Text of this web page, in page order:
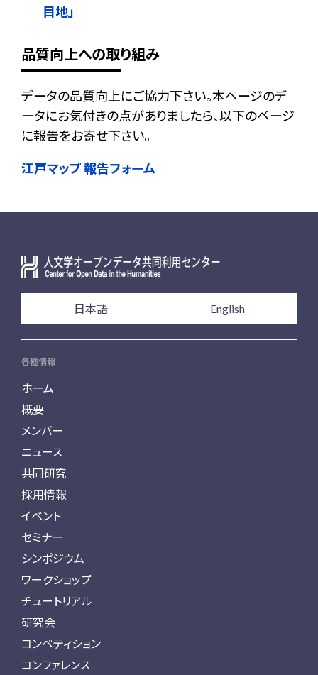
目地」
品質向上への取り組み
データの品質向上にご協力下さい。本ページのデ
ータにお気付きの点がありましたら、以下のページ
に報告をお寄せ下さい。
江戸マップ 報告フォーム
日本語 English
各種情報
ホーム
概要
メンバー
ニュース
共同研究
採用情報
イベント
セミナー
シンポジウム
ワークショップ
チュートリアル
研究会
コンペティション
コンファレンス